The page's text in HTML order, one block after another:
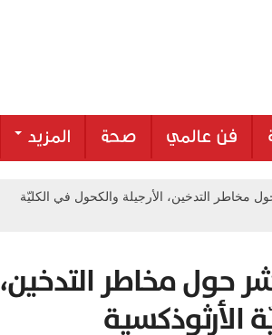
فن عالمي صحة المزيد
التدخين، الأرجيلة والكحول في الكليّة
حول مخاطر التدخين،
الأرثوذكسية